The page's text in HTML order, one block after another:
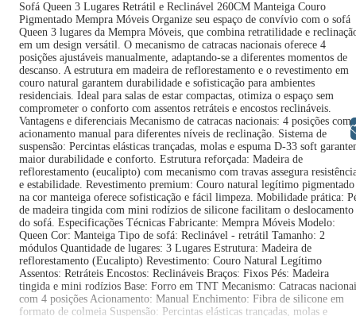
Sofá Queen 3 Lugares Retrátil e Reclinável 260CM Manteiga Couro
Pigmentado Mempra Móveis Organize seu espaço de convívio com o sofá
Queen 3 lugares da Mempra Móveis, que combina retratilidade e
em um design versátil. O mecanismo de catracas nacionais oferece 4
posições ajustáveis manualmente, adaptando-se a diferentes momentos de
descanso. A estrutura em madeira de reflorestamento e o revestimento em
couro natural garantem durabilidade e sofisticação para ambientes
residenciais. Ideal para salas de estar compactas, otimiza o espaço sem
comprometer o conforto com assentos retráteis e encostos reclináveis.
Vantagens e diferenciais Mecanismo de catracas nacionais: 4 posições com
acionamento manual para diferentes níveis de reclinação. Sistema de
suspensão: Percintas elásticas trançadas, molas e espuma D-33 soft
maior durabilidade e conforto. Estrutura reforçada: Madeira de
reflorestamento (eucalipto) com mecanismo com travas assegura
e estabilidade. Revestimento premium: Couro natural legítimo pigmentado
na cor manteiga oferece sofisticação e fácil limpeza. Mobilidade prática:
de madeira tingida com mini rodízios de silicone facilitam o deslocamento
do sofá. Especificações Técnicas Fabricante: Mempra Móveis Modelo:
Queen Cor: Manteiga Tipo de sofá: Reclinável - retrátil Tamanho: 2
módulos Quantidade de lugares: 3 Lugares Estrutura: Madeira de
reflorestamento (Eucalipto) Revestimento: Couro Natural Legítimo
Assentos: Retráteis Encostos: Reclináveis Braços: Fixos Pés: Madeira
tingida e mini rodízios Base: Forro em TNT Mecanismo: Catracas
com 4 posições Acionamento: Manual Enchimento: Fibra de silicone em
formato de colmeia Suspensão: Percintas elásticas trançadas, molas e
Libras